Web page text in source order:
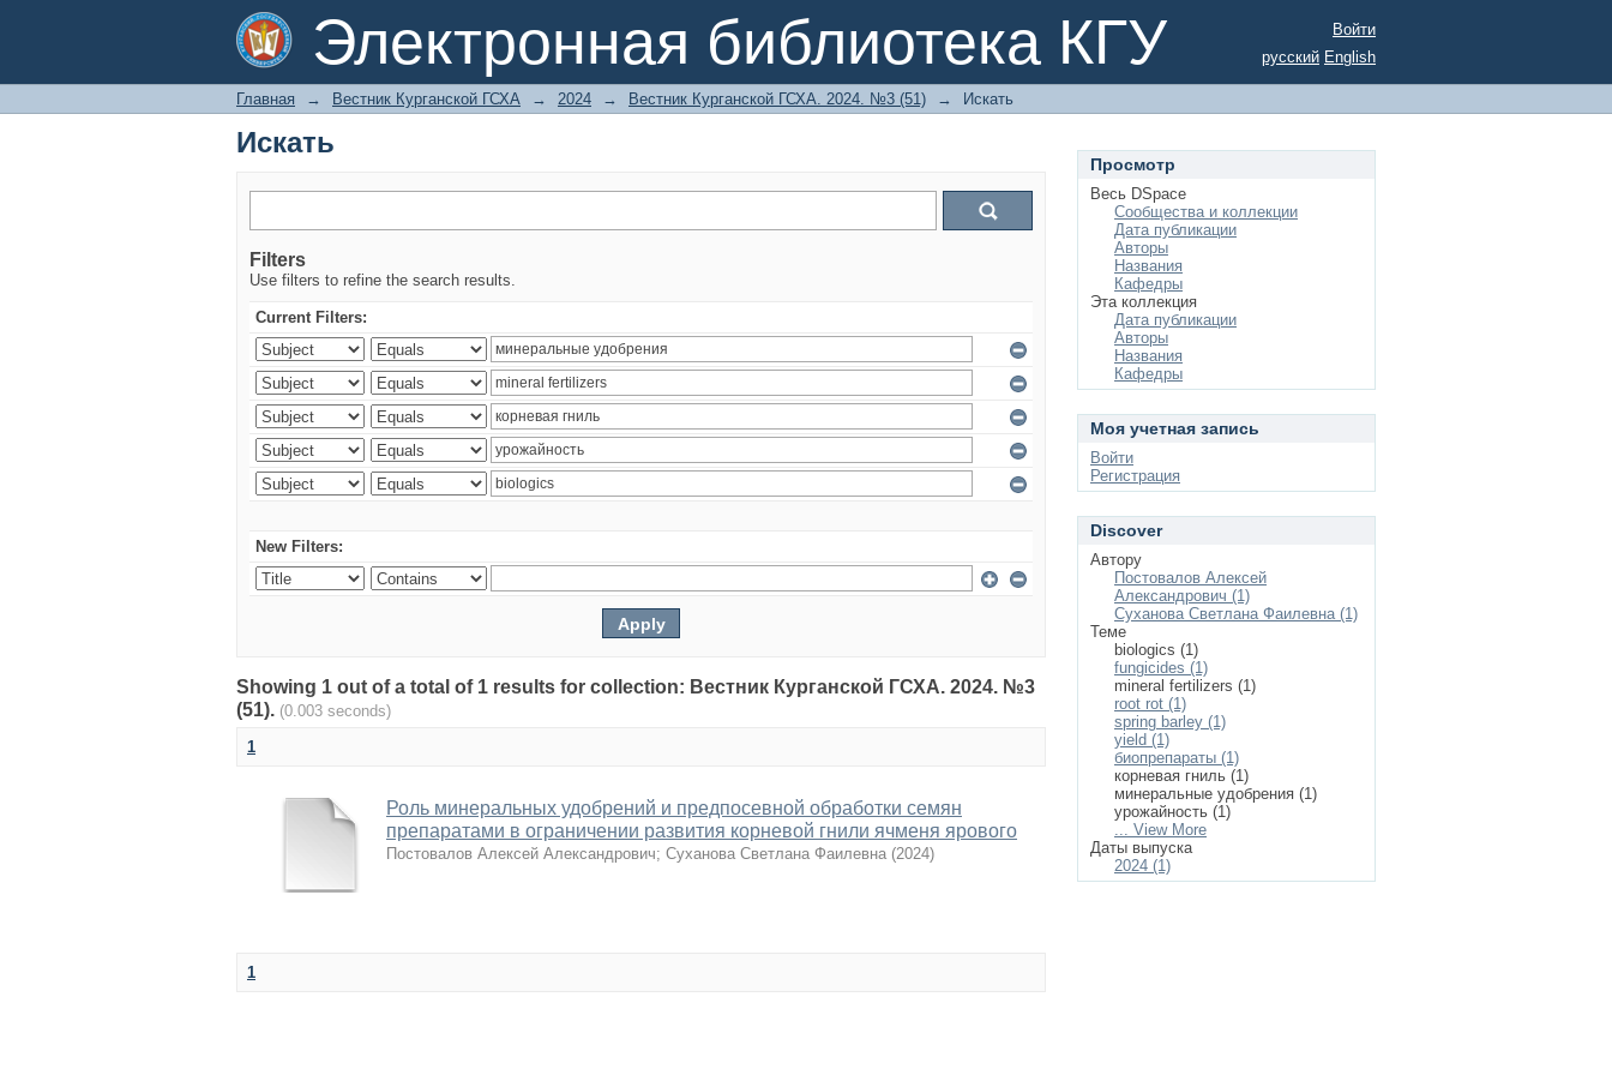
Электронная библиотека КГУ
Искать
Войти
русский English
Главная → Вестник Курганской ГСХА → 2024 → Вестник Курганской ГСХА. 2024. №3 (51) → Искать
Искать
Filters
Use filters to refine the search results.
Current Filters:
New Filters:
Showing 1 out of a total of 1 results for collection: Вестник Курганской ГСХА. 2024. №3
(51). (0.003 seconds)
1
Роль минеральных удобрений и предпосевной обработки семян
препаратами в ограничении развития корневой гнили ячменя ярового
Постовалов Алексей Александрович; Суханова Светлана Фаилевна (2024)
1
Просмотр
Весь DSpace
Сообщества и коллекции
Дата публикации
Авторы
Названия
Кафедры
Эта коллекция
Дата публикации
Авторы
Названия
Кафедры
Моя учетная запись
Войти
Регистрация
Discover
Автору
Постовалов Алексей
Александрович (1)
Суханова Светлана Фаилевна (1)
Теме
biologics (1)
fungicides (1)
mineral fertilizers (1)
root rot (1)
spring barley (1)
yield (1)
биопрепараты (1)
корневая гниль (1)
минеральные удобрения (1)
урожайность (1)
... View More
Даты выпуска
2024 (1)